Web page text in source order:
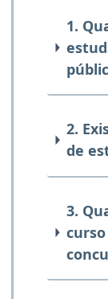
1.
2.
de
3.